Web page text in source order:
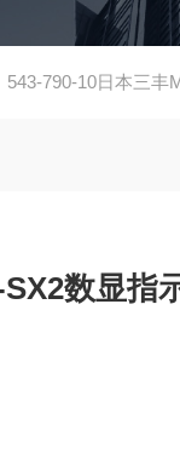
543-790-10日本三丰
数显指